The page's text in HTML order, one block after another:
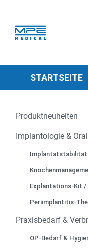
STARTSEITE
Produktneuheiten
Implantologie &
Explantations-Kit /
Periimplantitis-
Praxisbedarf &
OP-Bedarf &